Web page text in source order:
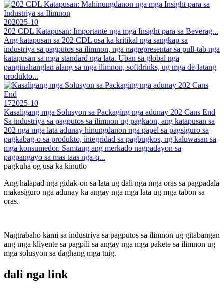
202025-10
202 CDL Katapusan: Importante nga mga Insight para sa Beverag...
Ang katapusan sa 202 CDL usa ka kritikal nga sangkap sa
industriya sa pagputos sa ilimnon, nga nagrepresentar sa pull-tab nga
katapusan sa mga standard nga lata. Uban sa global nga
panginahanglan alang sa mga ilimnon, softdrinks, ug mga de-latang
produkto...
172025-10
Kasaligang mga Solusyon sa Packaging nga adunay 202 Cans End
Sa industriya sa pagputos sa ilimnon ug pagkaon, ang katapusan sa
202 nga mga lata adunay hinungdanon nga papel sa pagsiguro sa
pagkabag-o sa produkto, integridad sa pagbugkos, ug kaluwasan sa
mga konsumedor. Samtang ang merkado nagpadayon sa
pagpangayo sa mas taas nga-q...
pagkuha og usa ka kinutlo
Ang halapad nga gidak-on sa lata ug dali nga mga oras sa pagpadala
makasiguro nga adunay ka angay nga mga lata ug mga tabon sa
oras.
Nagtrabaho kami sa industriya sa pagputos sa ilimnon ug gitabangan
ang mga kliyente sa pagpili sa angay nga mga pakete sa ilimnon ug
mga solusyon sa daghang mga tuig.
dali nga link